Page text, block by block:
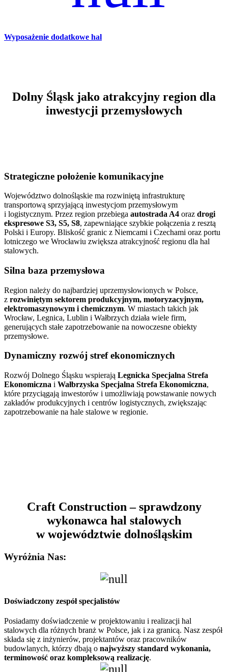
Wyposażenie dodatkowe hal
Dolny Śląsk jako atrakcyjny region dla
inwestycji przemysłowych
Strategiczne położenie komunikacyjne
Województwo dolnośląskie ma rozwiniętą infrastrukturę
transportową sprzyjającą inwestycjom przemysłowym
i logistycznym. Przez region przebiega autostrada A4 oraz drogi
ekspresowe S3, S5, S8, zapewniające szybkie połączenia z resztą
Polski i Europy. Bliskość granic z Niemcami i Czechami oraz portu
lotniczego we Wrocławiu zwiększa atrakcyjność regionu dla hal
stalowych.
Silna baza przemysłowa
Region należy do najbardziej uprzemysłowionych w Polsce,
z rozwiniętym sektorem produkcyjnym, motoryzacyjnym,
elektromaszynowym i chemicznym. W miastach takich jak
Wrocław, Legnica, Lublin i Wałbrzych działa wiele firm,
generujących stałe zapotrzebowanie na nowoczesne obiekty
przemysłowe.
Dynamiczny rozwój stref ekonomicznych
Rozwój Dolnego Śląsku wspierają Legnicka Specjalna Strefa
Ekonomiczna i Wałbrzyska Specjalna Strefa Ekonomiczna,
które przyciągają inwestorów i umożliwiają powstawanie nowych
zakładów produkcyjnych i centrów logistycznych, zwiększając
zapotrzebowanie na hale stalowe w regionie.
Craft Construction – sprawdzony
wykonawca hal stalowych
w województwie dolnośląskim
Wyróżnia Nas:
Doświadczony zespół specjalistów
Posiadamy doświadczenie w projektowaniu i realizacji hal
stalowych dla różnych branż w Polsce, jak i za granicą. Nasz zespół
składa się z inżynierów, projektantów oraz pracowników
budowlanych, którzy dbają o najwyższy standard wykonania,
terminowość oraz kompleksową realizację.